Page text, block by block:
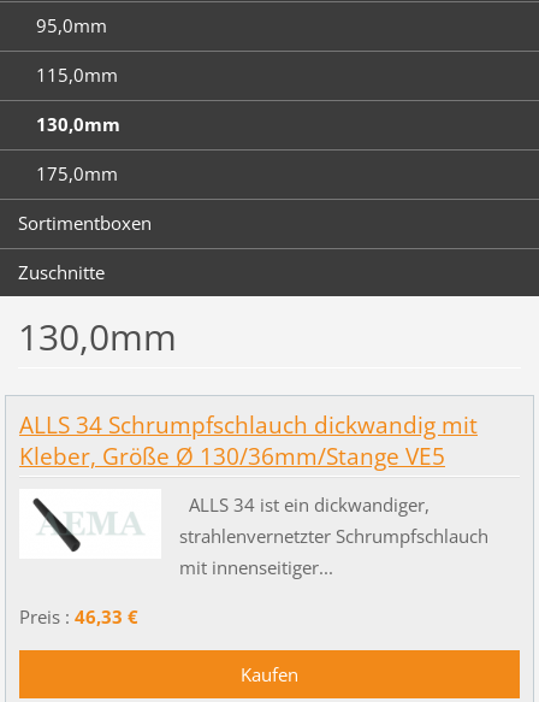
95,0mm
115,0mm
130,0mm
175,0mm
Sortimentboxen
Zuschnitte
130,0mm
ALLS 34 Schrumpfschlauch dickwandig mit
Kleber, Größe Ø 130/36mm/Stange VE5
ALLS 34 ist ein dickwandiger,
strahlenvernetzter Schrumpfschlauch
mit innenseitiger...
Preis : 46,33 €